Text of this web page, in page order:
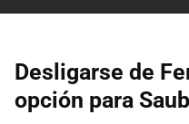
Desligarse de
opción para